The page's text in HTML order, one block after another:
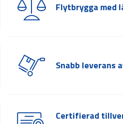
Flytbrygga med
Snabb leverans
Certifierad